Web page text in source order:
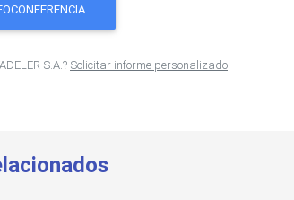
S.A.? Solicitar informe personalizado